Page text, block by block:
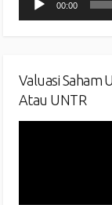
00:00
Valuasi Saham
Atau UNTR